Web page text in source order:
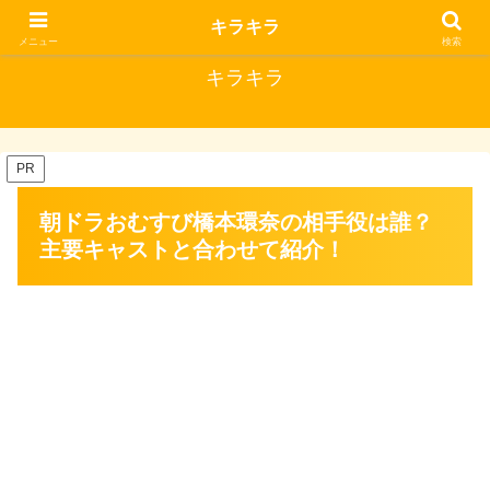
キラキラな毎日にはいいことがある
キラキラ
PR
朝ドラおむすび橋本環奈の相手役は誰？
主要キャストと合わせて紹介！
メニュー
キラキラ
検索